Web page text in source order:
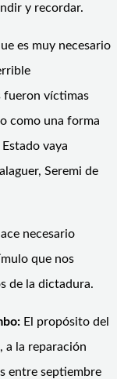
y recordar.
es muy necesario
fueron víctimas
como una forma
vaya
Seremi de
necesario
que nos
de la dictadura.
El propósito del
a la reparación
entre septiembre